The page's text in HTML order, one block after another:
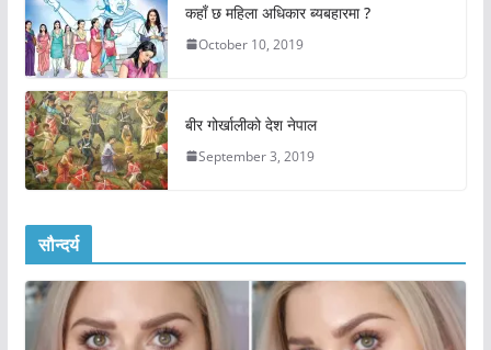
कहाँ छ महिला अधिकार ब्यबहारमा ?
October 10, 2019
बीर गोर्खालीको देश नेपाल
September 3, 2019
सौन्दर्य